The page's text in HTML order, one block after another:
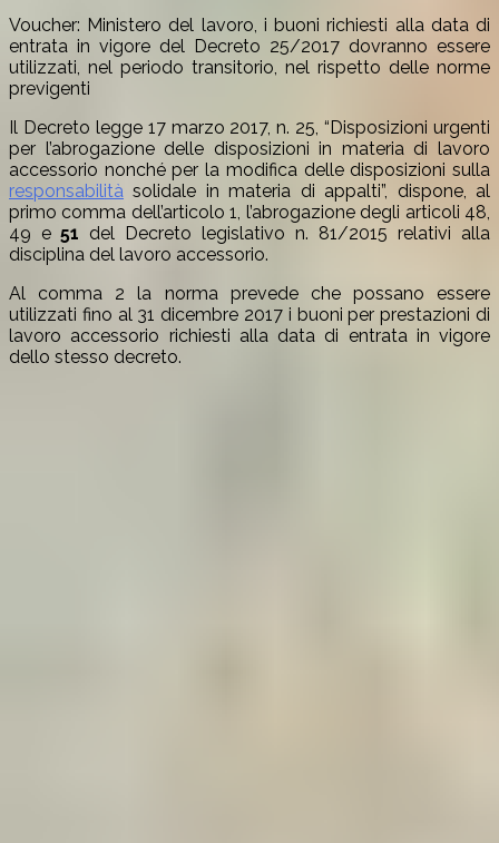
​Voucher: Ministero del lavoro, i buoni richiesti alla data di
entrata in vigore del Decreto 25/2017 dovranno essere
utilizzati, nel periodo transitorio, nel rispetto delle norme
previgenti
Il Decreto legge 17 marzo 2017, n. 25, “Disposizioni urgenti
per l’abrogazione delle disposizioni in materia di lavoro
accessorio nonché per la modifica delle disposizioni sulla
responsabilità solidale in materia di appalti”, dispone, al
primo comma dell’articolo 1, l’abrogazione degli articoli 48,
49 e 51 del Decreto legislativo n. 81/2015 relativi alla
disciplina del lavoro accessorio.
Al comma 2 la norma prevede che possano essere
utilizzati fino al 31 dicembre 2017 i buoni per prestazioni di
lavoro accessorio richiesti alla data di entrata in vigore
dello stesso decreto.